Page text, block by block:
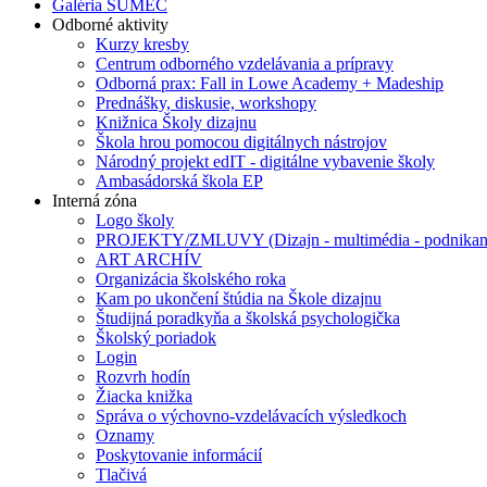
Galéria SUMEC
Odborné aktivity
Kurzy kresby
Centrum odborného vzdelávania a prípravy
Odborná prax: Fall in Lowe Academy + Madeship
Prednášky, diskusie, workshopy
Knižnica Školy dizajnu
Škola hrou pomocou digitálnych nástrojov
Národný projekt edIT - digitálne vybavenie školy
Ambasádorská škola EP
Interná zóna
Logo školy
PROJEKTY/ZMLUVY (Dizajn - multimédia -
ART ARCHÍV
Organizácia školského roka
Kam po ukončení štúdia na Škole dizajnu
Študijná poradkyňa a školská psychologička
Školský poriadok
Login
Rozvrh hodín
Žiacka knižka
Správa o výchovno-vzdelávacích výsledkoch
Oznamy
Poskytovanie informácií
Tlačivá